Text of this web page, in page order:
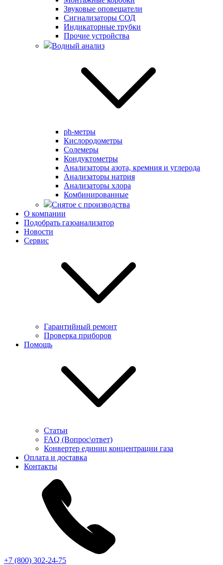
Звуковые оповещатели
Сигнализаторы СОД
Индикаторные трубки
Прочие устройства
Водный анализ
ph-метры
Кислородометры
Солемеры
Кондуктометры
Анализаторы азота, кремния и углерода
Анализаторы натрия
Анализаторы хлора
Комбинированные
Снятое с производства
О компании
Подобрать газоанализатор
Новости
Сервис
Гарантийный ремонт
Проверка приборов
Помощь
Статьи
FAQ (Вопрос\ответ)
Конвертер единиц концентрации газа
Оплата и доставка
Контакты
+7 (800) 302-24-75